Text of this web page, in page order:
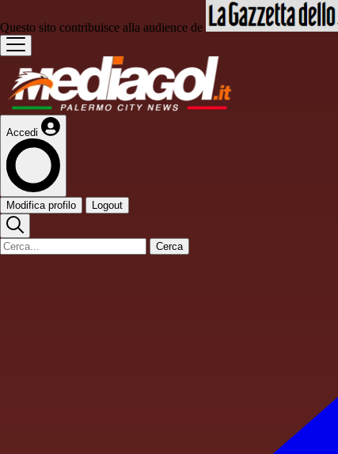
Questo sito contribuisce alla audience de
Accedi
Modifica profilo Logout
Cerca